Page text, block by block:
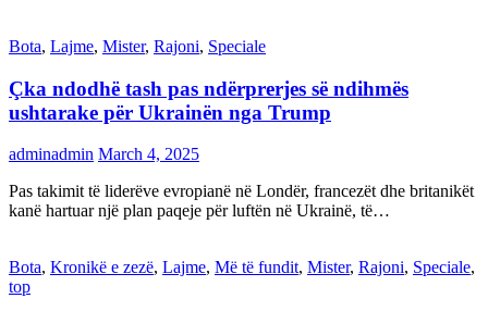
Bota, Lajme, Mister, Rajoni, Speciale
Çka ndodhë tash pas ndërprerjes së ndihmës
ushtarake për Ukrainën nga Trump
adminadmin March 4, 2025
Pas takimit të liderëve evropianë në Londër, francezët dhe britanikët
kanë hartuar një plan paqeje për luftën në Ukrainë, të…
Bota, Kronikë e zezë, Lajme, Më të fundit, Mister, Rajoni, Speciale,
top